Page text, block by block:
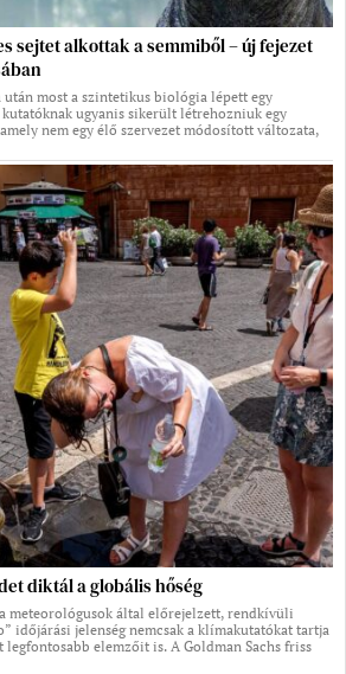
sejtet alkottak a semmiből – új fejezet
után most a szintetikus biológia lépett egy
ugyanis sikerült létrehozniuk egy
nem egy élő szervezet módosított változata,
diktál a globális hőség
meteorológusok által előrejelzett, rendkívüli
időjárási jelenség nemcsak a klímakutatókat tartja
legfontosabb elemzőit is. A Goldman Sachs friss